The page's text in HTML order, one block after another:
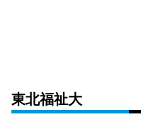
東北福祉大